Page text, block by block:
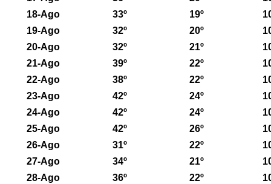
18-Ago
33º 19º
19-Ago
32º 20º
20-Ago
32º 21º
21-Ago
39º 22º
22-Ago
38º 22º
23-Ago
42º 24º
24-Ago
42º 24º
25-Ago
42º 26º
26-Ago
31º 22º
27-Ago
34º 21º
28-Ago
36º 22º